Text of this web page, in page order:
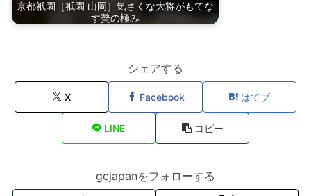
京都祇園［祇園 山岡］気さくな大将がもてな
す贅の極み
シェアする
X Facebook はてブ
LINE コピー
gcjapanをフォローする